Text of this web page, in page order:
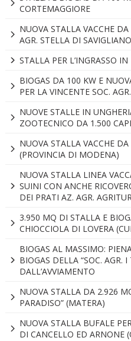
CORTEMAGGIORE
NUOVA STALLA VACCHE
AGR. STELLA DI
STALLA PER L’INGRASSO
BIOGAS DA 100 KW E
PER LA VINCENTE SOC.
NUOVE STALLE IN
ZOOTECNICO DA 1.500
NUOVA STALLA VACCHE
(PROVINCIA DI MODENA)
NUOVA STALLA LINEA
SUINI CON ANCHE
DEI PRATI AZ. AGR.
3.950 MQ DI STALLA E
CHIOCCIOLA DI LOVERA
BIOGAS AL MASSIMO:
BIOGAS DELLA “SOC. AGR.
DALL’AVVIAMENTO
NUOVA STALLA DA 2.926
PARADISO” (MATERA)
NUOVA STALLA BUFALE
DI CANCELLO ED ARNONE